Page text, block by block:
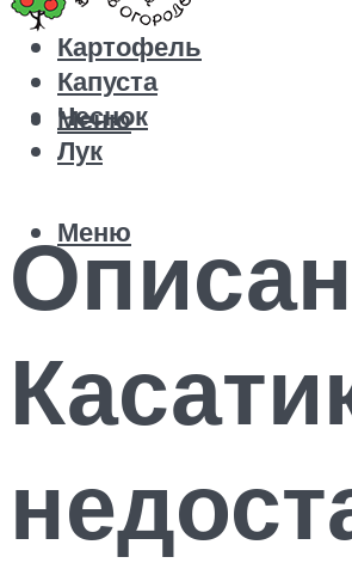
Перец
Картофель
Капуста
Чеснок
Лук
Меню
Меню